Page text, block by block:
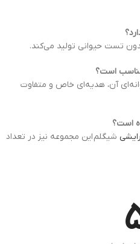
تست حیوانی تولید می‌کند.
آن، هدیه‌ای خاص و متفاوت
شیگلم این مجموعه نیز در تعداد